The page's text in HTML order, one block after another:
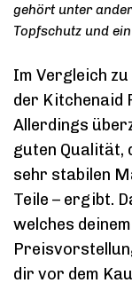
gehört unter
Topfschutz und
Im Vergleich
der Kitchenaid
Allerdings
guten Qualität,
sehr stabilen
Teile – ergibt.
welches
dir vor dem